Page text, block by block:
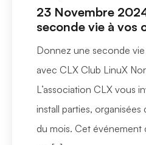
23 Novembre
seconde vie à vos
Donnez une seconde
avec CLX Club LinuX
L’association CLX vous
install parties,
du mois. Cet événement